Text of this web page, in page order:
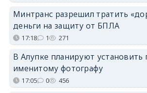
Минтранс разрешил тратить
деньги на защиту от БПЛА
17:18 1 271
В Алупке планируют установить
именитому фотографу
17:05 0 456